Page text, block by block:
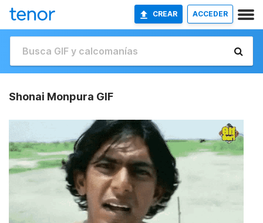
CREAR ACCEDER
Shonai Monpura GIF